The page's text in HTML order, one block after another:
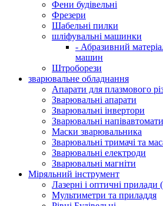
Фени будівельні
Фрезери
Шабельні пилки
шліфувальні машинки
- Абразивний
машин
Штроборези
зварювальне обладнання
Апарати для плазмового
Зварювальні апарати
Зварювальні інвертори
Зварювальні напівавтомати
Маски зварювальника
Зварювальні тримачі та
Зварювальні електроди
Зварювальні магніти
Міряльний інструмент
Лазерні і оптичні
Мультиметри та приладдя